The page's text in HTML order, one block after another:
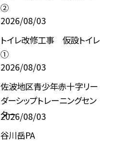
②
2026/08/03
トイレ改修工事 仮設トイレ
①
2026/08/03
佐波地区青少年赤十字リー
ダーシップトレーニングセン
ター
2026/08/03
谷川岳PA